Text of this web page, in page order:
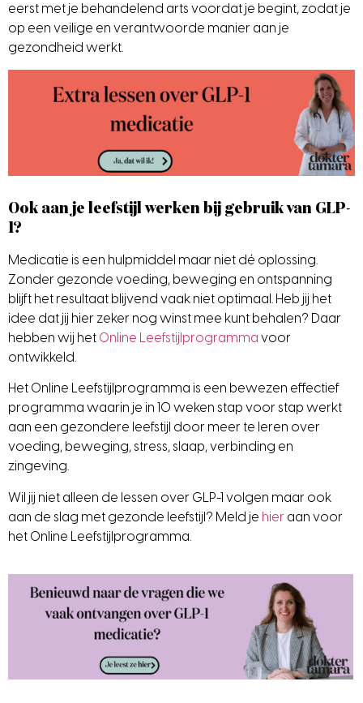
eerst met je behandelend arts voordat je begint, zodat je
op een veilige en verantwoorde manier aan je
gezondheid werkt.
Ook aan je leefstijl werken bij gebruik van GLP-
1?
Medicatie is een hulpmiddel maar niet dé oplossing.
Zonder gezonde voeding, beweging en ontspanning
blijft het resultaat blijvend vaak niet optimaal. Heb jij het
idee dat jij hier zeker nog winst mee kunt behalen? Daar
hebben wij het Online Leefstijlprogramma voor
ontwikkeld.
Het Online Leefstijlprogramma is een bewezen effectief
programma waarin je in 10 weken stap voor stap werkt
aan een gezondere leefstijl door meer te leren over
voeding, beweging, stress, slaap, verbinding en
zingeving.
Wil jij niet alleen de lessen over GLP-1 volgen maar ook
aan de slag met gezonde leefstijl? Meld je hier aan voor
het Online Leefstijlprogramma.